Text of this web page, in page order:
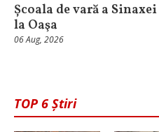
Școala de vară a
la Oaşa
06 Aug, 2026
TOP 6 Știri